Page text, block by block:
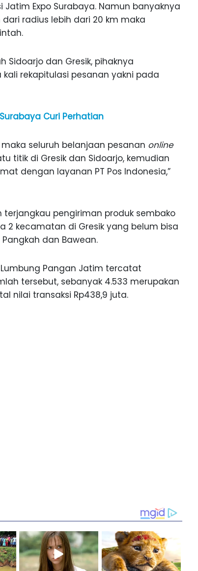
Expo Surabaya. Namun banyaknya
radius lebih dari 20 km maka
Sidoarjo dan Gresik, pihaknya
rekapitulasi pesanan yakni pada
Curi Perhatian
seluruh belanjaan pesanan online
titik di Gresik dan Sidoarjo, kemudian
dengan layanan PT Pos Indonesia,”
terjangkau pengiriman produk sembako
2 kecamatan di Gresik yang belum bisa
dan Bawean.
Lumbung Pangan Jatim tercatat
tersebut, sebanyak 4.533 merupakan
nilai transaksi Rp438,9 juta.